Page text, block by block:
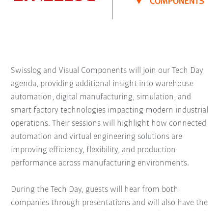
Swisslog and Visual Components will join our Tech Day
agenda, providing additional insight into warehouse
automation, digital manufacturing, simulation, and
smart factory technologies impacting modern industrial
operations. Their sessions will highlight how connected
automation and virtual engineering solutions are
improving efficiency, flexibility, and production
performance across manufacturing environments.
During the Tech Day, guests will hear from both
companies through presentations and will also have the